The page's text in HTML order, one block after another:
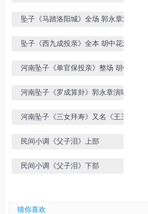
坠子《马踏洛阳城》全场 郭永章演
坠子《西九成投亲》全本 胡中花演
河南坠子《单官保投亲》整场 胡银
河南坠子《罗成算卦》郭永章演唱
河南坠子《三女拜寿》又名《王三姐
民间小调《父子泪》上部
民间小调《父子泪》下部
猜你喜欢